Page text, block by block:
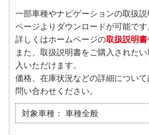
一部車種やナビゲーションの取扱
ページよりダウンロードが可能です
詳しくはホームページの取扱説明書
また、取扱説明書をご購入された
入いただけます。
価格、在庫状況などの詳細について
問い合わせください。
対象車種： 車種全般